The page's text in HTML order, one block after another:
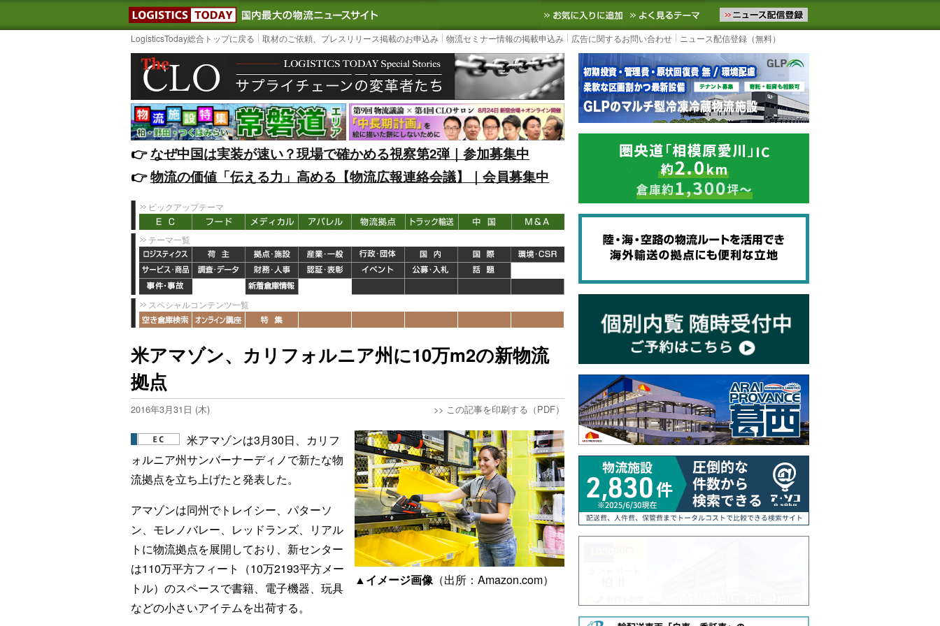
LOGISTICS TODAY｜国内最大の物流ニュースサイト3PL, SCMなど国内外の最新の物流ニュースをお届けします。物流ニュースメール配信を登録す
お気に入りに追加 よく見るテーマ
LogisticsToday総合トップに戻る 取材のご依頼、プレスリリース掲載のお申込み 物流セミナー情報の掲載申込み 広告に関するお問い合わせ ニュース配信登録（無料）
👉️なぜ中国は実装が速い？現場で確かめる視察第2弾｜参加募集中
👉️物流の価値「伝える力」高める【物流広報連絡会議】｜会員募集中
ピックアップテーマ
テーマ一覧
スペシャルコンテンツ一覧
米アマゾン、カリフォルニア州に10万m2の新物流
拠点
2016年3月31日 (木) >> この記事を印刷する（PDF）
▲イメージ画像（出所：Amazon.com）
米アマゾンは3月30日、カリフ
ォルニア州サンバーナーディノで新たな物
流拠点を立ち上げたと発表した。
アマゾンは同州でトレイシー、パターソ
ン、モレノバレー、レッドランズ、リアル
トに物流拠点を展開しており、新センター
は110万平方フィート（10万2193平方メー
トル）のスペースで書籍、電子機器、玩具
などの小さいアイテムを出荷する。